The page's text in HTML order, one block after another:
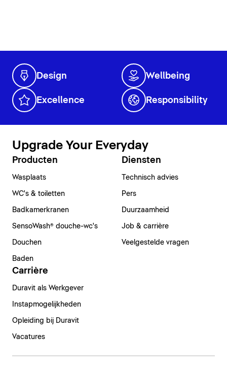
Design Wellbeing
Excellence Responsibility
Upgrade Your Everyday
Producten
Wasplaats
WC's & toiletten
Badkamerkranen
SensoWash® douche-wc's
Douchen
Baden
Diensten
Technisch advies
Pers
Duurzaamheid
Job & carrière
Veelgestelde vragen
Carrière
Duravit als Werkgever
Instapmogelijkheden
Opleiding bij Duravit
Vacatures